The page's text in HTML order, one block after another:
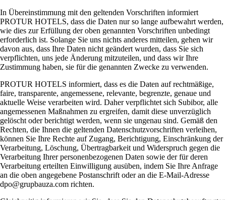
In Übereinstimmung mit den geltenden Vorschriften informiert
PROTUR HOTELS, dass die Daten nur so lange aufbewahrt werden,
wie dies zur Erfüllung der oben genannten Vorschriften unbedingt
erforderlich ist. Solange Sie uns nichts anderes mitteilen, gehen wir
davon aus, dass Ihre Daten nicht geändert wurden, dass Sie sich
verpflichten, uns jede Änderung mitzuteilen, und dass wir Ihre
Zustimmung haben, sie für die genannten Zwecke zu verwenden.
PROTUR HOTELS informiert, dass es die Daten auf rechtmäßige,
faire, transparente, angemessene, relevante, begrenzte, genaue und
aktuelle Weise verarbeiten wird. Daher verpflichtet sich Subibor, alle
angemessenen Maßnahmen zu ergreifen, damit diese unverzüglich
gelöscht oder berichtigt werden, wenn sie ungenau sind. Gemäß den
Rechten, die Ihnen die geltenden Datenschutzvorschriften verleihen,
können Sie Ihre Rechte auf Zugang, Berichtigung, Einschränkung der
Verarbeitung, Löschung, Übertragbarkeit und Widerspruch gegen die
Verarbeitung Ihrer personenbezogenen Daten sowie der für deren
Verarbeitung erteilten Einwilligung ausüben, indem Sie Ihre Anfrage
an die oben angegebene Postanschrift oder an die E-Mail-Adresse
dpo@grupbauza.com richten.